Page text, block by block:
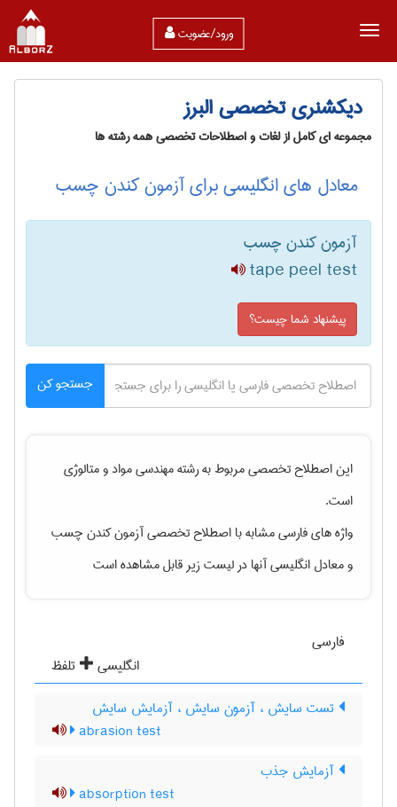
ورود/عضویت
دیکشنری تخصصی البرز
مجموعه ای کامل از لغات و اصطلاحات تخصصی همه رشته ها
معادل های انگلیسی برای آزمون کندن چسب
آزمون کندن چسب
tape peel test
پیشنهاد شما چیست؟
جستجو کن
این اصطلاح تخصصی مربوط به رشتهمهندسی مواد و متالوژی
است.
واژه های فارسی مشابه با اصطلاح تخصصیآزمون کندن چسب
و معادل انگلیسی آنها در لیست زیر قابل مشاهده است
فارسی
انگلیسی
تلفظ
تست سایش ، آزمون سایش ، آزمایش سایش
abrasion test
آزمایش جذب
absorption test